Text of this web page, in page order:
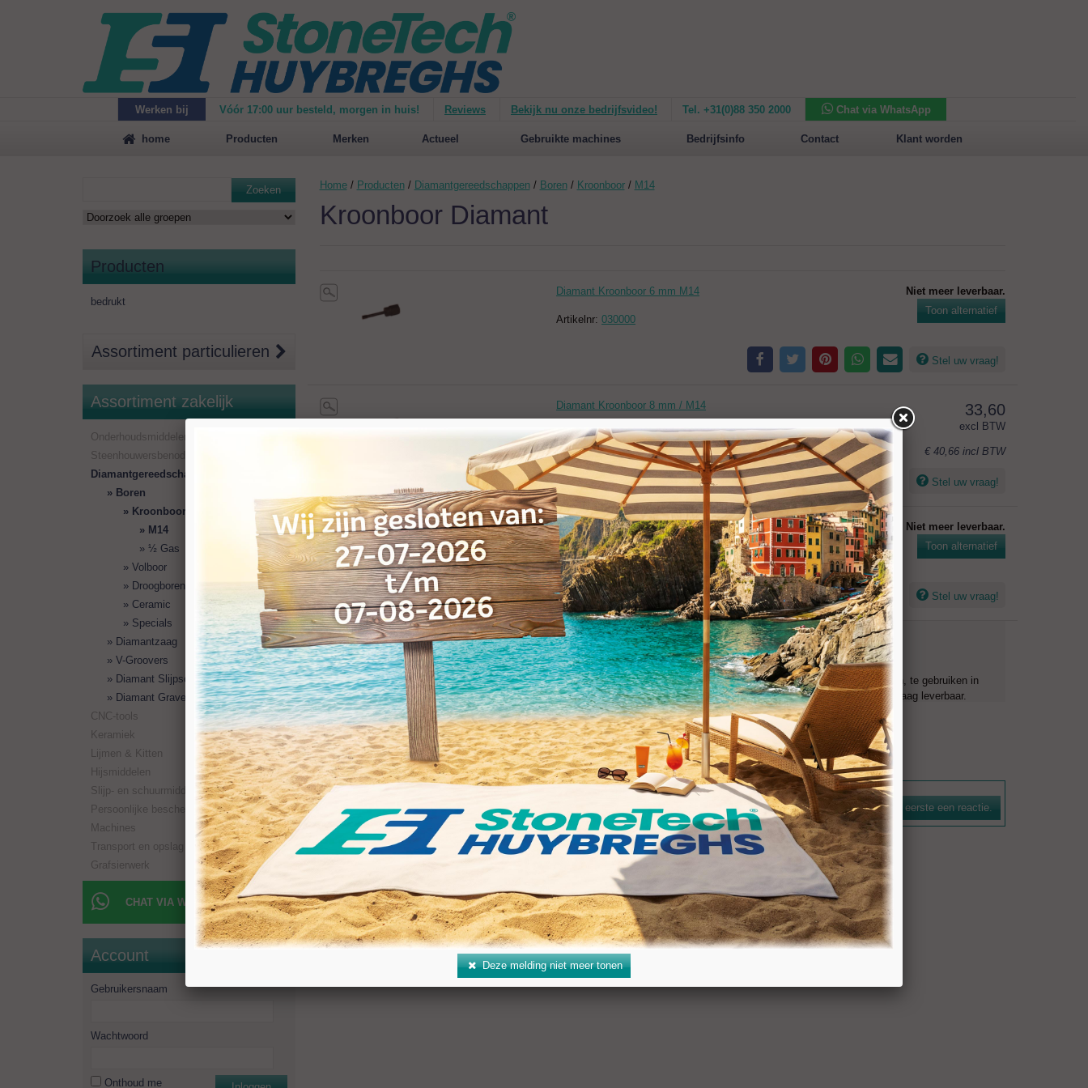
Werken bij Vóór 17:00 uur besteld, morgen in huis! Reviews Bekijk nu onze bedrijfsvideo! Tel. +31(0)88 350 2000
Chat via WhatsApp
Maak
vrijblijvend een afspraak voor een demonstratie van de Mirage 1500 Nieuw op de website: selecteer nu op merken! Nieuw in het assortiment: Sansone Collection
home Producten Merken Actueel Gebruikte machines Bedrijfsinfo Contact Klant worden
Zoeken
Producten
bedrukt
Assortiment particulieren
Assortiment zakelijk
Onderhoudsmiddelen
Steenhouwersbenodigdheden
Diamantgereedschappen
Boren
Kroonboor
M14
½ Gas
Volboor
Droogboren
Ceramic
Specials
Diamantzaag
V-Groovers
Diamant Slijpschijven
Diamant Graveerfrezen
CNC-tools
Keramiek
Lijmen & Kitten
Hijsmiddelen
Slijp- en schuurmiddelen
Persoonlijke bescherming
Machines
Transport en opslag
Grafsierwerk
CHAT VIA WHATSAPP
Account
Gebruikersnaam
Wachtwoord
Onthoud me
Home / Producten/ Diamantgereedschappen/ Boren/ Kroonboor/ M14
Kroonboor Diamant
Diamant Kroonboor 6 mm M14
Artikelnr: 030000
Niet meer leverbaar.
Toon alternatief
Stel uw vraag!
Diamant Kroonboor 8 mm / M14
Artikelnr:030002
33,60
excl BTW
€ 40,66 incl BTW
Stel uw vraag!
Diamant Kroonboor 3,5 mm / M14
Artikelnr:030074
Niet meer leverbaar.
Toon alternatief
Stel uw vraag!
Diamant Kroonboor 6 mm M14,
Hoogwaardige diamant kroonboren voor snel boren met een 35/40 diamantconcentratie. Ideaal voor het boren in natuursteen, te gebruiken in
boorstatief en in een handboormachine met machineopname M14. Andere aansluitingen en afwijkende lengtes zijn op aanvraag leverbaar.
meer info »
Reviews
Schrijf als eerste een reactie.
<< terug
Deze melding niet meer tonen